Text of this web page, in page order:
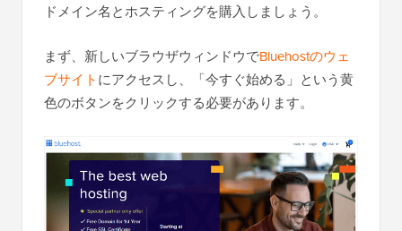
ドメイン名とホスティングを購入しましょう。
まず、新しいブラウザウィンドウでBluehostのウェ
ブサイトにアクセスし、「今すぐ始める」という黄
色のボタンをクリックする必要があります。